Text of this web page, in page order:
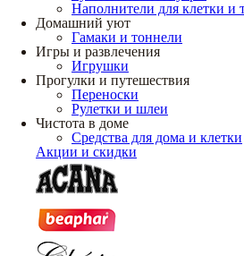
Наполнители для клетки и
Домашний уют
Гамаки и тоннели
Игры и развлечения
Игрушки
Прогулки и путешествия
Переноски
Рулетки и шлеи
Чистота в доме
Средства для дома и клетки
Акции и скидки